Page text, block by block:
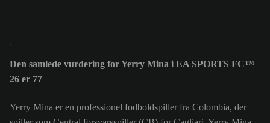
Den samlede vurdering for Yerry Mina i EA SPORTS FC™
26 er 77
Yerry Mina er en professionel fodboldspiller fra Colombia, der